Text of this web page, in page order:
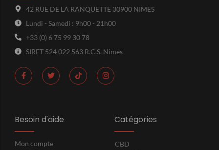
42 RUE DE LA RANQUETTE 30900 NIMES
Lundi - Samedi : 9h00 - 21h00
+33 (0) 6 75 99 30 78
SIRET 524 022 563 R.C.S. Nimes
Besoin d'aide
Mon compte
Catégories
CBD